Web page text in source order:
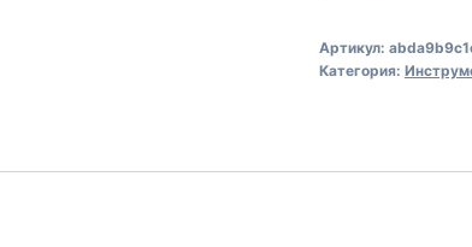
Артикул:
Категория: